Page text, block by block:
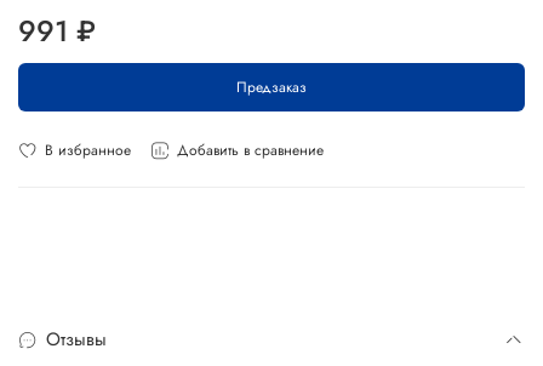
В избранное Добавить в сравнение
991 ₽
Предзаказ
Отзывы